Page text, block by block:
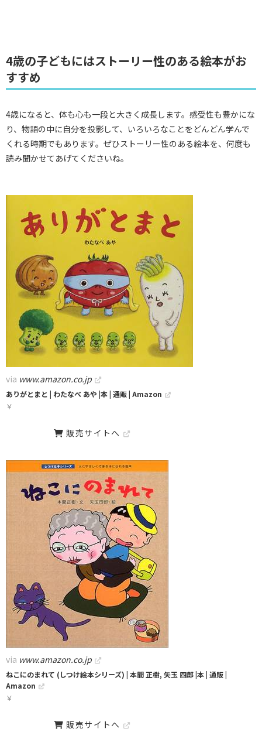
4歳の子どもにはストーリー性のある絵本がお
すすめ
4歳になると、体も心も一段と大きく成長します。感受性も豊かにな
り、物語の中に自分を投影して、いろいろなことをどんどん学んで
くれる時期でもあります。ぜひストーリー性のある絵本を、何度も
読み聞かせてあげてくださいね。
via www.amazon.co.jp
ありがとまと | わたなべ あや |本 | 通販 | Amazon
￥
販売サイトへ
via www.amazon.co.jp
ねこにのまれて (しつけ絵本シリーズ) | 本間 正樹, 矢玉 四郎 |本 | 通販 |
Amazon
￥
販売サイトへ